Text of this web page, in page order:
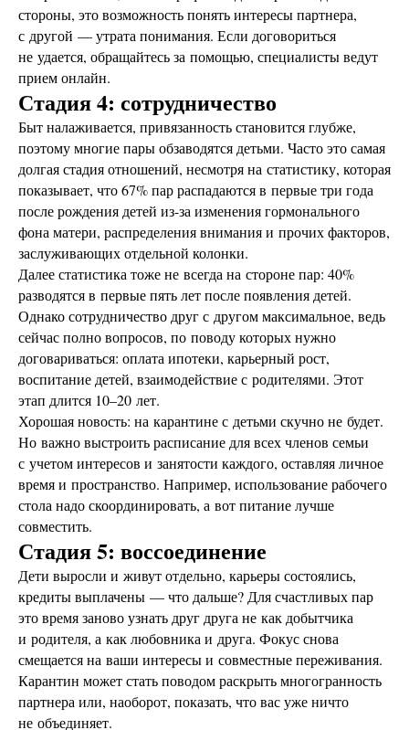
стороны, это возможность понять интересы партнера,
с другой — утрата понимания. Если договориться
не удается, обращайтесь за помощью, специалисты ведут
прием онлайн.
Стадия 4: сотрудничество
Быт налаживается, привязанность становится глубже,
поэтому многие пары обзаводятся детьми. Часто это самая
долгая стадия отношений, несмотря на статистику, которая
показывает, что 67% пар распадаются в первые три года
после рождения детей из-за изменения гормонального
фона матери, распределения внимания и прочих факторов,
заслуживающих отдельной колонки.
Далее статистика тоже не всегда на стороне пар: 40%
разводятся в первые пять лет после появления детей.
Однако сотрудничество друг с другом максимальное, ведь
сейчас полно вопросов, по поводу которых нужно
договариваться: оплата ипотеки, карьерный рост,
воспитание детей, взаимодействие с родителями. Этот
этап длится 10–20 лет.
Хорошая новость: на карантине с детьми скучно не будет.
Но важно выстроить расписание для всех членов семьи
с учетом интересов и занятости каждого, оставляя личное
время и пространство. Например, использование рабочего
стола надо скоординировать, а вот питание лучше
совместить.
Стадия 5: воссоединение
Дети выросли и живут отдельно, карьеры состоялись,
кредиты выплачены — что дальше? Для счастливых пар
это время заново узнать друг друга не как добытчика
и родителя, а как любовника и друга. Фокус снова
смещается на ваши интересы и совместные переживания.
Карантин может стать поводом раскрыть многогранность
партнера или, наоборот, показать, что вас уже ничто
не объединяет.